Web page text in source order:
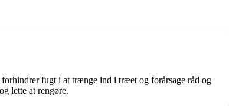
fugt i at trænge ind i træet og forårsage råd og
lette at rengøre.